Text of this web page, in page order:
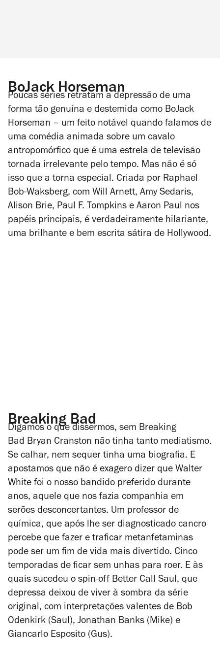
BoJack Horseman
Poucas séries retratam a depressão de uma
forma tão genuína e destemida como BoJack
Horseman – um feito notável quando falamos de
uma comédia animada sobre um cavalo
antropomórfico que é uma estrela de televisão
tornada irrelevante pelo tempo. Mas não é só
isso que a torna especial. Criada por Raphael
Bob-Waksberg, com Will Arnett, Amy Sedaris,
Alison Brie, Paul F. Tompkins e Aaron Paul nos
papéis principais, é verdadeiramente hilariante,
uma brilhante e bem escrita sátira de Hollywood.
Breaking Bad
Digamos o que dissermos, sem Breaking
Bad Bryan Cranston não tinha tanto mediatismo.
Se calhar, nem sequer tinha uma biografia. E
apostamos que não é exagero dizer que Walter
White foi o nosso bandido preferido durante
anos, aquele que nos fazia companhia em
serões desconcertantes. Um professor de
química, que após lhe ser diagnosticado cancro
percebe que fazer e traficar metanfetaminas
pode ser um fim de vida mais divertido. Cinco
temporadas de ficar sem unhas para roer. E às
quais sucedeu o spin-off Better Call Saul, que
depressa deixou de viver à sombra da série
original, com interpretações valentes de Bob
Odenkirk (Saul), Jonathan Banks (Mike) e
Giancarlo Esposito (Gus).